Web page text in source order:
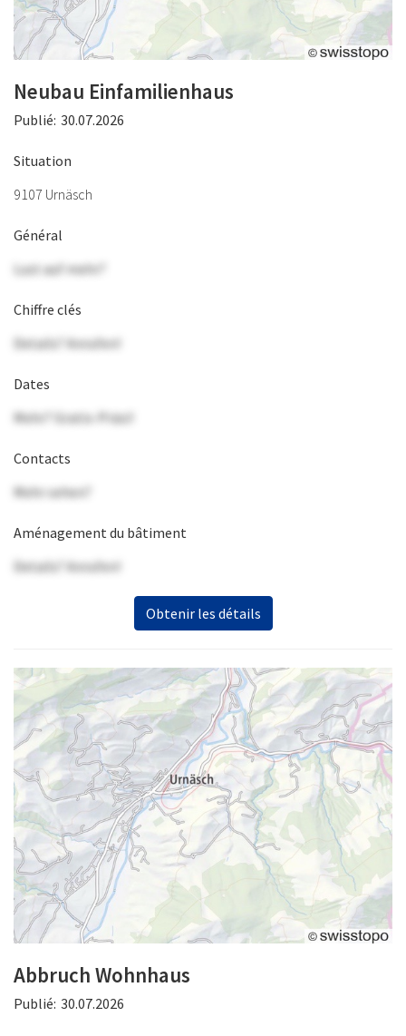
Neubau Einfamilienhaus
Publié: 30.07.2026
Situation
9107 Urnäsch
Général
Lust auf mehr?
Chiffre clés
Details? Anrufen!
Dates
Mehr? Gratis-Präsi!
Contacts
Mehr sehen?
Aménagement du bâtiment
Details? Anrufen!
Obtenir les détails
Abbruch Wohnhaus
Publié: 30.07.2026